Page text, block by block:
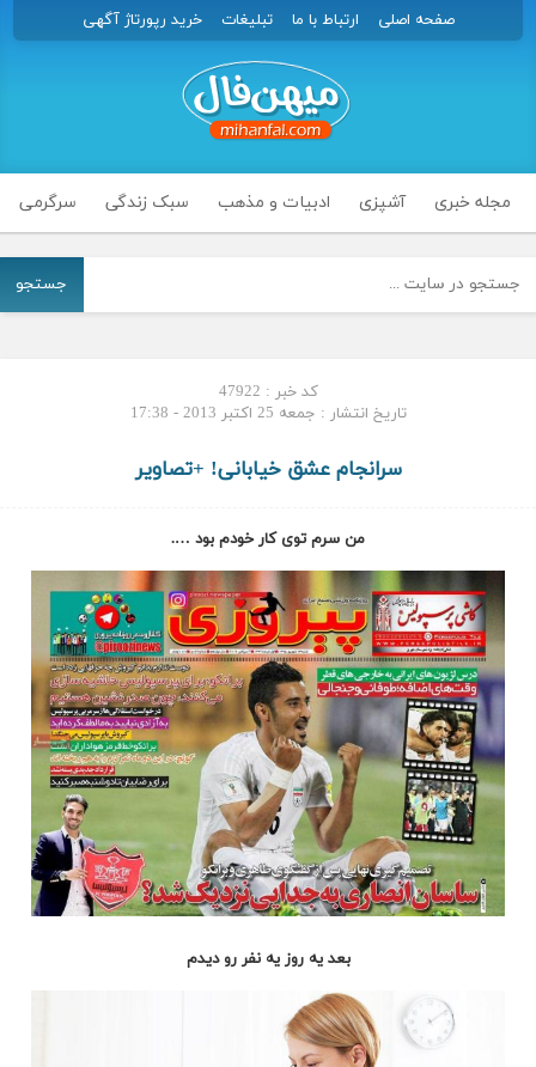
صفحه اصلی ارتباط با ما تبلیغات خرید رپورتاژ آگهی
مجله خبری آشپزی ادبیات و مذهب سبک زندگی سرگرمی
جستجو
کد خبر : 47922
تاریخ انتشار : جمعه 25 اکتبر 2013 - 17:38
سرانجام عشق خیابانی! +تصاویر
من سرم توی کار خودم بود ….
بعد یه روز یه نفر رو دیدم